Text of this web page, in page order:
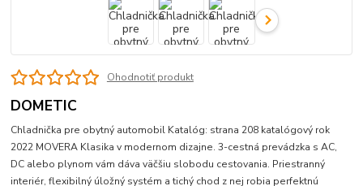
Ohodnotiť produkt
DOMETIC
Chladnička pre obytný automobil Katalóg: strana 208 katalógový rok
2022 MOVERA Klasika v modernom dizajne. 3-cestná prevádzka s AC,
DC alebo plynom vám dáva väčšiu slobodu cestovania. Priestranný
interiér, flexibilný úložný systém a tichý chod z nej robia perfektnú